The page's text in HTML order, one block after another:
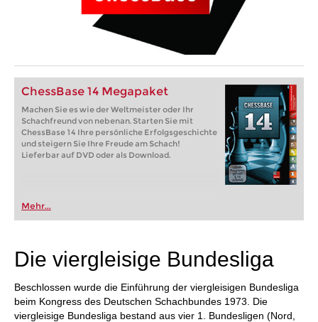
ChessBase 14 Megapaket
Machen Sie es wie der Weltmeister oder Ihr
Schachfreund von nebenan. Starten Sie mit
ChessBase 14 Ihre persönliche Erfolgsgeschichte
und steigern Sie Ihre Freude am Schach!
Lieferbar auf DVD oder als Download.
Mehr...
Die viergleisige Bundesliga
Beschlossen wurde die Einführung der viergleisigen Bundesliga
beim Kongress des Deutschen Schachbundes 1973. Die
viergleisige Bundesliga bestand aus vier 1. Bundesligen (Nord,